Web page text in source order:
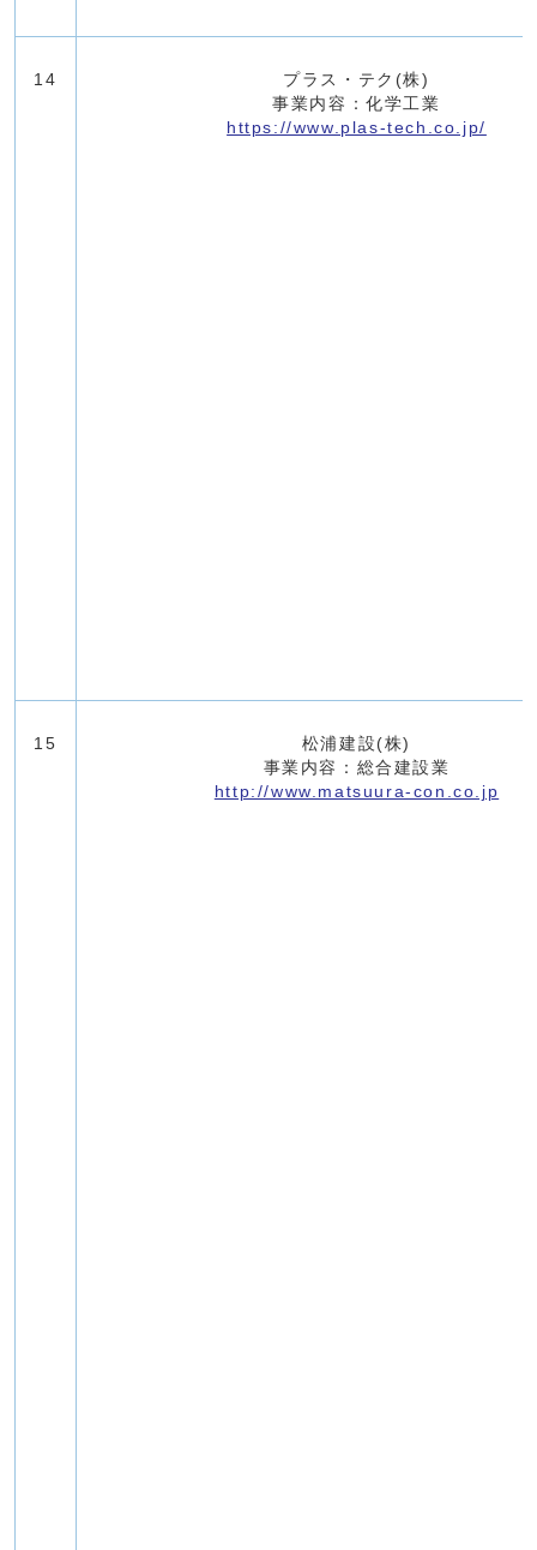
14
プラス・テク(株)
事業内容：化学工業
https://www.plas-tech.co.jp/
15
松浦建設(株)
事業内容：総合建設業
http://www.matsuura-con.co.jp